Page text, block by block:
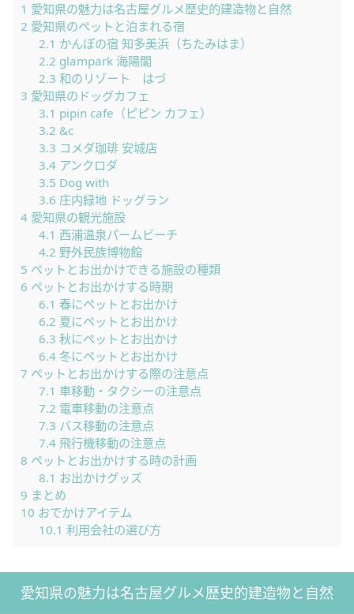
1 愛知県の魅力は名古屋グルメ歴史的建造物と自然
2 愛知県のペットと泊まれる宿
2.1 かんぽの宿 知多美浜（ちたみはま）
2.2 glampark 海陽閣
2.3 和のリゾート はづ
3 愛知県のドッグカフェ
3.1 pipin cafe（ピピン カフェ）
3.2 &c
3.3 コメダ珈琲 安城店
3.4アンクロダ
3.5 Dog with
3.6 庄内緑地 ドッグラン
4 愛知県の観光施設
4.1 西浦温泉パームビーチ
4.2 野外民族博物館
5 ペットとお出かけできる施設の種類
6 ペットとお出かけする時期
6.1 春にペットとお出かけ
6.2 夏にペットとお出かけ
6.3 秋にペットとお出かけ
6.4冬にペットとお出かけ
7 ペットとお出かけする際の注意点
7.1 車移動・タクシーの注意点
7.2 電車移動の注意点
7.3 バス移動の注意点
7.4飛行機移動の注意点
8 ペットとお出かけする時の計画
8.1 お出かけグッズ
9 まとめ
10 おでかけアイテム
10.1 利用会社の選び方
愛知県の魅力は名古屋グルメ歴史的建造物と自然